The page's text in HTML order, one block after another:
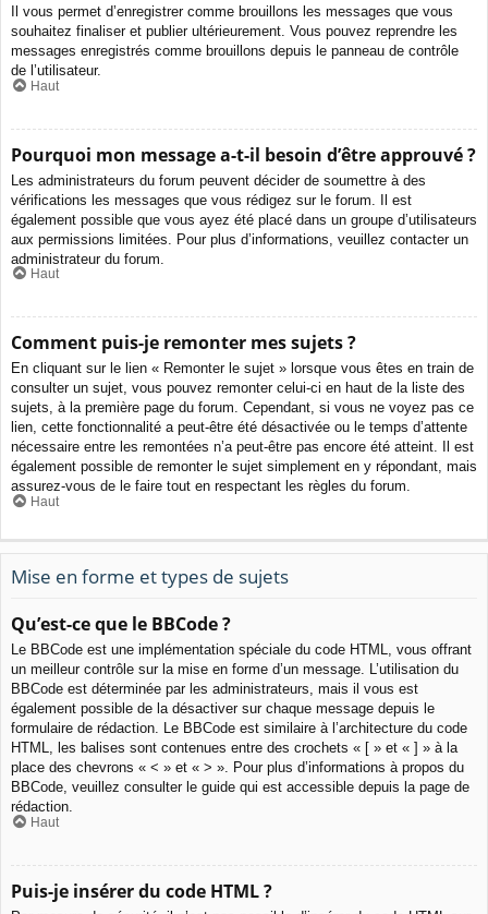
Il vous permet d’enregistrer comme brouillons les messages que vous
souhaitez finaliser et publier ultérieurement. Vous pouvez reprendre les
messages enregistrés comme brouillons depuis le panneau de contrôle
de l’utilisateur.
Haut
Pourquoi mon message a-t-il besoin d’être approuvé ?
Les administrateurs du forum peuvent décider de soumettre à des
vérifications les messages que vous rédigez sur le forum. Il est
également possible que vous ayez été placé dans un groupe d’utilisateurs
aux permissions limitées. Pour plus d’informations, veuillez contacter un
administrateur du forum.
Haut
Comment puis-je remonter mes sujets ?
En cliquant sur le lien « Remonter le sujet » lorsque vous êtes en train de
consulter un sujet, vous pouvez remonter celui-ci en haut de la liste des
sujets, à la première page du forum. Cependant, si vous ne voyez pas ce
lien, cette fonctionnalité a peut-être été désactivée ou le temps d’attente
nécessaire entre les remontées n’a peut-être pas encore été atteint. Il est
également possible de remonter le sujet simplement en y répondant, mais
assurez-vous de le faire tout en respectant les règles du forum.
Haut
Mise en forme et types de sujets
Qu’est-ce que le BBCode ?
Le BBCode est une implémentation spéciale du code HTML, vous offrant
un meilleur contrôle sur la mise en forme d’un message. L’utilisation du
BBCode est déterminée par les administrateurs, mais il vous est
également possible de la désactiver sur chaque message depuis le
formulaire de rédaction. Le BBCode est similaire à l’architecture du code
HTML, les balises sont contenues entre des crochets « [ » et « ] » à la
place des chevrons « < » et « > ». Pour plus d’informations à propos du
BBCode, veuillez consulter le guide qui est accessible depuis la page de
rédaction.
Haut
Puis-je insérer du code HTML ?